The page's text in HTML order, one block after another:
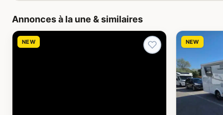
Annonces à la une & similaires
NEW NEW